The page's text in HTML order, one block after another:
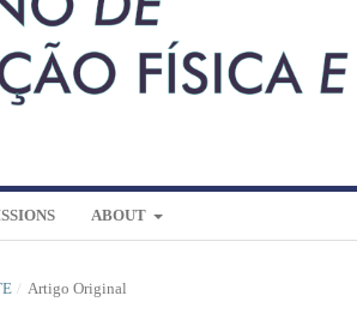
ABOUT
/ Artigo Original